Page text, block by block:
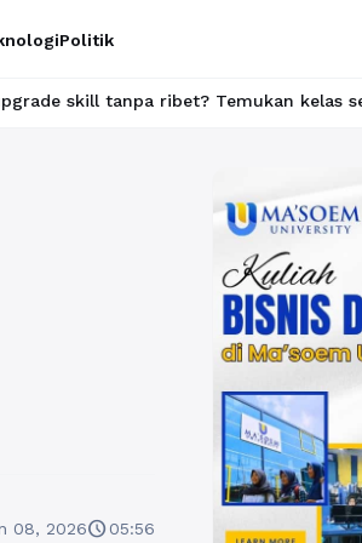
Politik
Temukan kelas seru dan materi
08, 2026schedule05:56